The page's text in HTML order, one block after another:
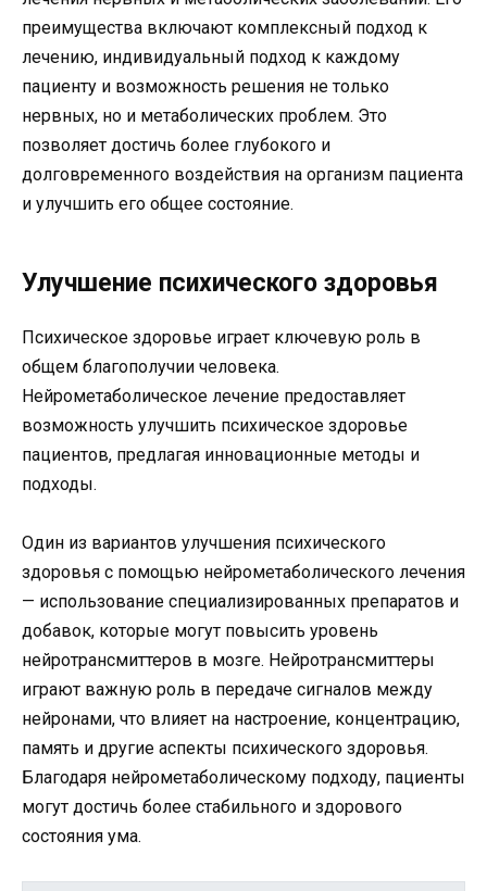
преимущества включают комплексный подход к
лечению, индивидуальный подход к каждому
пациенту и возможность решения не только
нервных, но и метаболических проблем. Это
позволяет достичь более глубокого и
долговременного воздействия на организм пациента
и улучшить его общее состояние.
Улучшение психического здоровья
Психическое здоровье играет ключевую роль в
общем благополучии человека.
Нейрометаболическое лечение предоставляет
возможность улучшить психическое здоровье
пациентов, предлагая инновационные методы и
подходы.
Один из вариантов улучшения психического
здоровья с помощью нейрометаболического лечения
— использование специализированных препаратов и
добавок, которые могут повысить уровень
нейротрансмиттеров в мозге. Нейротрансмиттеры
играют важную роль в передаче сигналов между
нейронами, что влияет на настроение, концентрацию,
память и другие аспекты психического здоровья.
Благодаря нейрометаболическому подходу, пациенты
могут достичь более стабильного и здорового
состояния ума.